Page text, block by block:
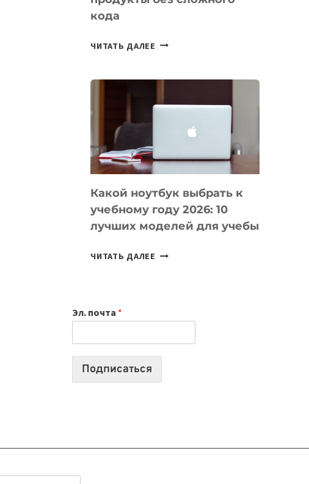
кода
ЧИТАТЬ ДАЛЕЕ
КОТОРЫЕ
СОЗДАВАТЬ
БЕЗ
КОДА
Какой ноутбук выбрать к
учебному году 2026: 10
лучших моделей для учебы
ЧИТАТЬ ДАЛЕЕ КАКОЙ
2026:
10
Эл. почта *
Подписаться